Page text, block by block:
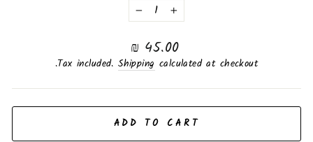
−
+
Regular
price
45.00 ₪
Tax included.Shipping calculated at checkout.
ADD TO CART